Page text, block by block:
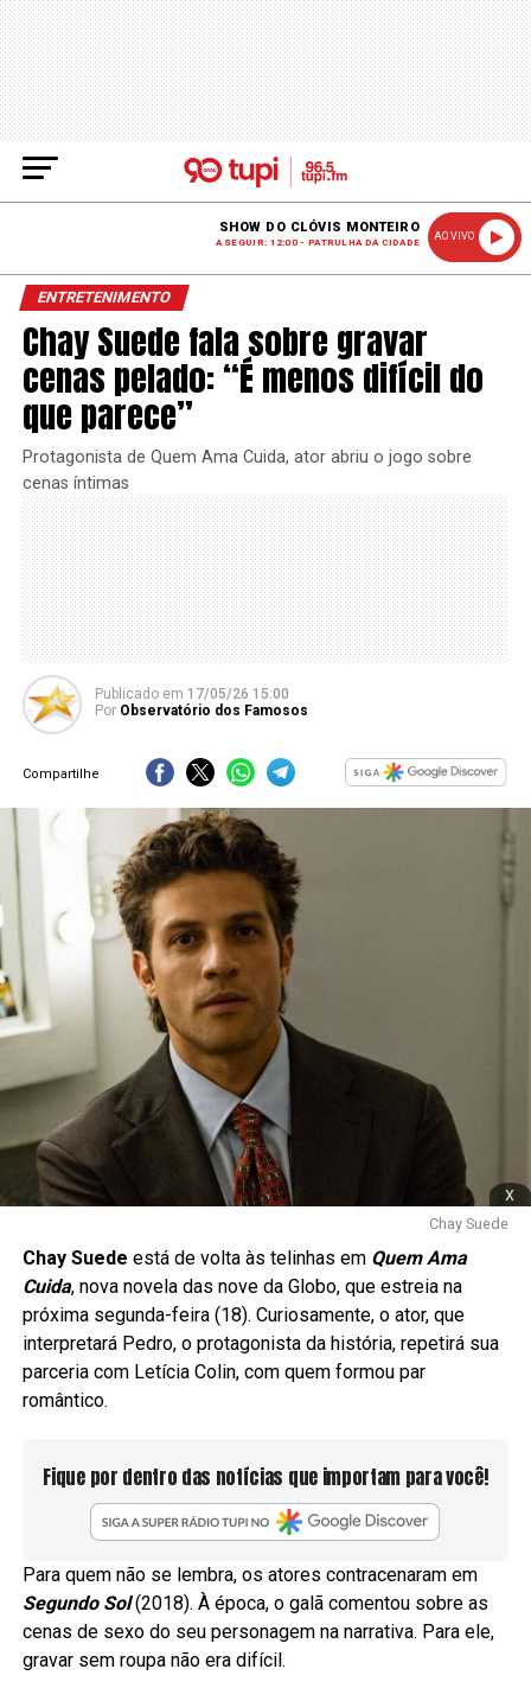
SHOW DO CLÓVIS MONTEIRO
A SEGUIR: 12:00 - PATRULHA DA CIDADE
AO VIVO
ENTRETENIMENTO
Chay Suede fala sobre gravar
cenas pelado: “É menos difícil do
que parece”
Protagonista de Quem Ama Cuida, ator abriu o jogo sobre
cenas íntimas
Publicado em 17/05/26 15:00
Por Observatório dos Famosos
Compartilhe
x
Chay Suede
Chay Suede está de volta às telinhas em Quem Ama
Cuida, nova novela das nove da Globo, que estreia na
próxima segunda-feira (18). Curiosamente, o ator, que
interpretará Pedro, o protagonista da história, repetirá sua
parceria com Letícia Colin, com quem formou par
romântico.
Fique por dentro das notícias que importam para você!
Para quem não se lembra, os atores contracenaram em
Segundo Sol(2018). À época, o galã comentou sobre as
cenas de sexo do seu personagem na narrativa. Para ele,
gravar sem roupa não era difícil.